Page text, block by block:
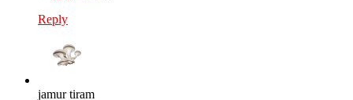
Reply
jamur tiram